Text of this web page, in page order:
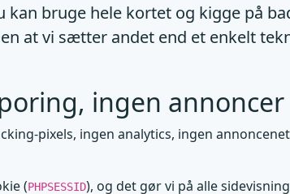
kan bruge hele kortet og kigge på
at vi sætter andet end et enkelt
ingen annoncer
pixels, ingen analytics, ingen
(PHPSESSID), og det gør vi på alle